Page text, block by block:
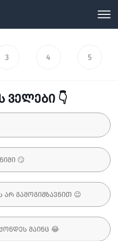
3 4 5
ველები 👇